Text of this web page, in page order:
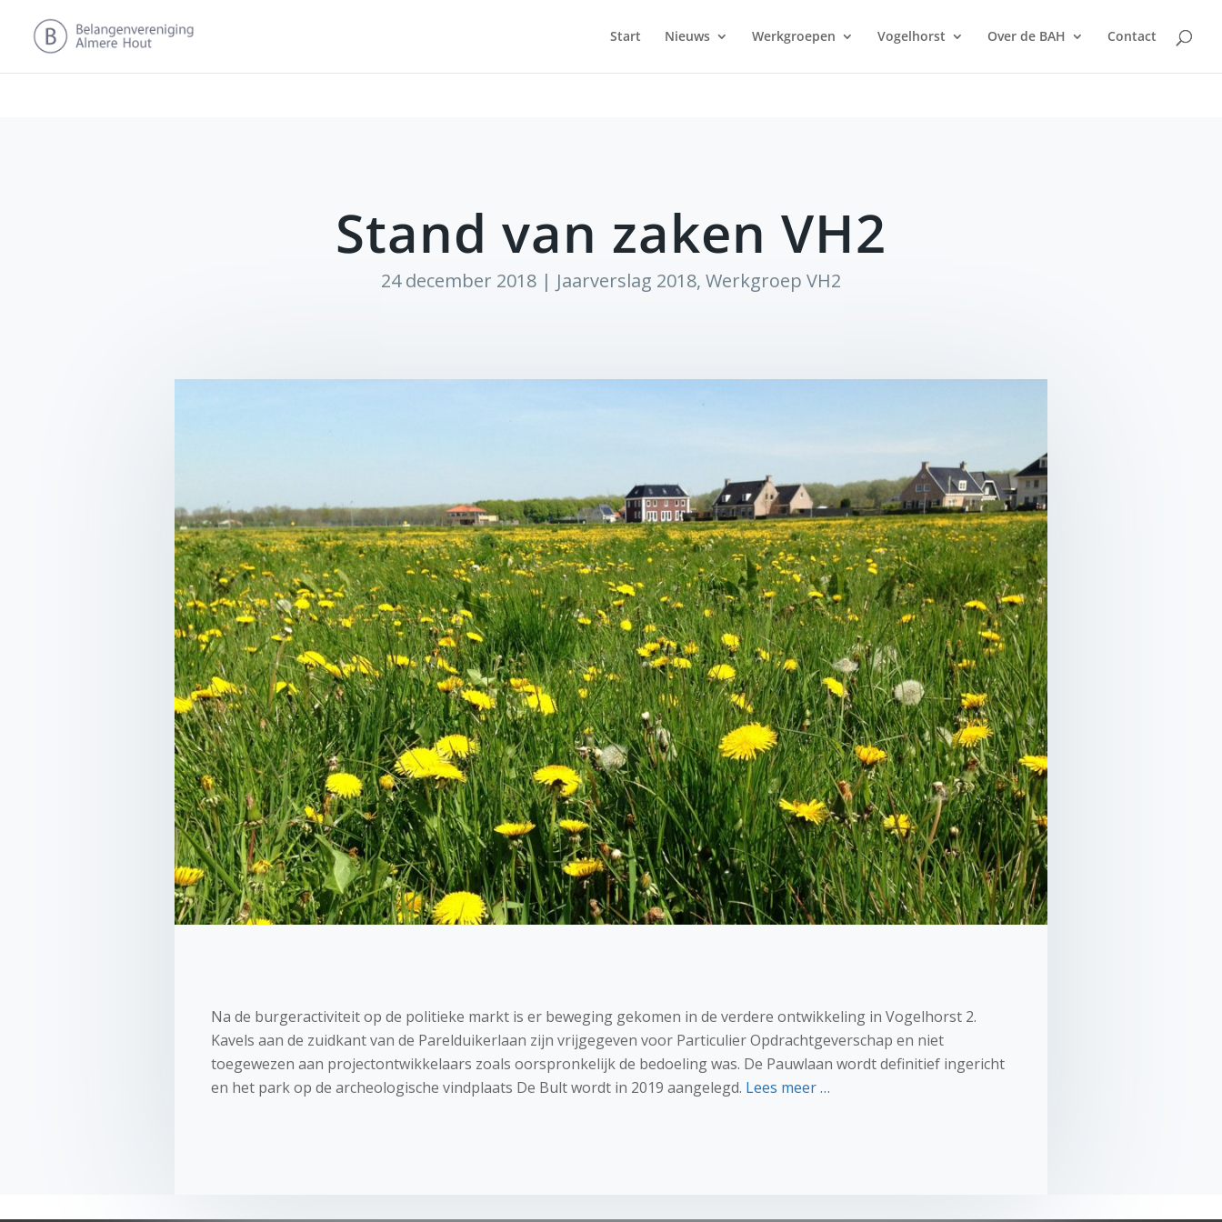
Start Nieuws Werkgroepen Vogelhorst Over de BAH Contact
Stand van zaken VH2
24 december 2018 | Jaarverslag 2018, Werkgroep VH2
Na de burgeractiviteit op de politieke markt is er beweging gekomen in de verdere ontwikkeling in Vogelhorst 2.
Kavels aan de zuidkant van de Parelduikerlaan zijn vrijgegeven voor Particulier Opdrachtgeverschap en niet
toegewezen aan projectontwikkelaars zoals oorspronkelijk de bedoeling was. De Pauwlaan wordt definitief ingericht
en het park op de archeologische vindplaats De Bult wordt in 2019 aangelegd. Lees meer …